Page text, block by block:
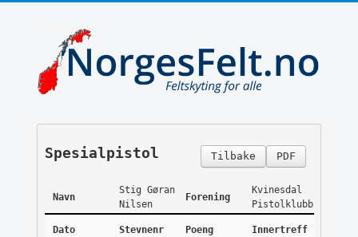
PDF
Tilbake
Spesialpistol
Navn
Stig Gøran
Nilsen
Forening
Kvinesdal
Pistolklubb
Dato Stevnenr Poeng Innertreff